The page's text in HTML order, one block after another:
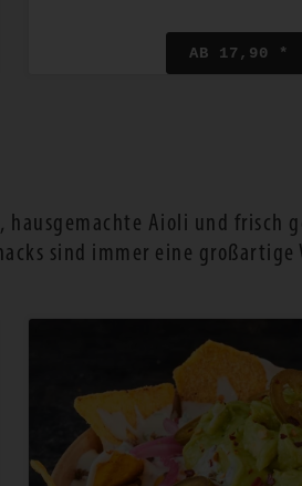
AB 17,90 *
Aioli und frisch
sind immer eine